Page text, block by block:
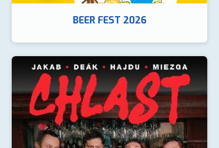
BEER FEST 2026